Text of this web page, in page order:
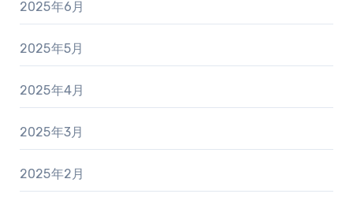
2025年6月
2025年5月
2025年4月
2025年3月
2025年2月